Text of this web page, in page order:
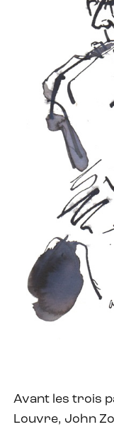
Avant les trois
Louvre, John